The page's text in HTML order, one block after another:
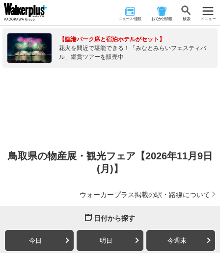
ニュース･連載 おでかけ情報 検 索 メニュー
【臨港パーク席と宿泊ホテルがセット】
花火を間近で堪能できる！「みなとみらいフェスティバ
ル」鑑賞ツアーを販売中
鳥取県の物産展・観光フェア【2026年11月9日
(月)】
ウォーカープラス掲載の駅・路線について
日付から探す
今日 明日 今週末